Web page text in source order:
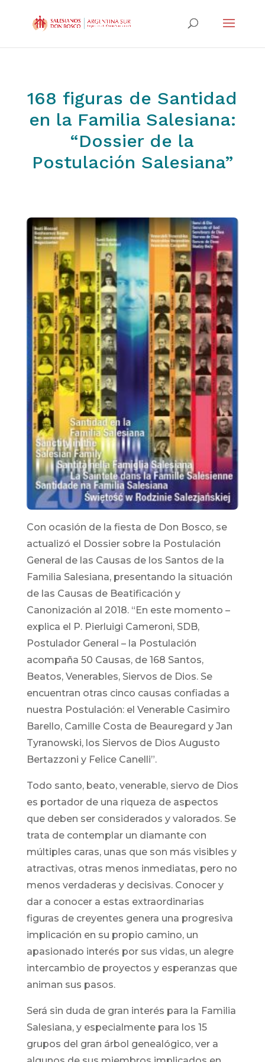
168 figuras de Santidad
en la Familia Salesiana:
“Dossier de la
Postulación Salesiana”
Con ocasión de la fiesta de Don Bosco, se
actualizó el Dossier sobre la Postulación
General de las Causas de los Santos de la
Familia Salesiana, presentando la situación
de las Causas de Beatificación y
Canonización al 2018. “En este momento –
explica el P. Pierluigi Cameroni, SDB,
Postulador General – la Postulación
acompaña 50 Causas, de 168 Santos,
Beatos, Venerables, Siervos de Dios. Se
encuentran otras cinco causas confiadas a
nuestra Postulación: el Venerable Casimiro
Barello, Camille Costa de Beauregard y Jan
Tyranowski, los Siervos de Dios Augusto
Bertazzoni y Felice Canelli”.
Todo santo, beato, venerable, siervo de Dios
es portador de una riqueza de aspectos
que deben ser considerados y valorados. Se
trata de contemplar un diamante con
múltiples caras, unas que son más visibles y
atractivas, otras menos inmediatas, pero no
menos verdaderas y decisivas. Conocer y
dar a conocer a estas extraordinarias
figuras de creyentes genera una progresiva
implicación en su propio camino, un
apasionado interés por sus vidas, un alegre
intercambio de proyectos y esperanzas que
animan sus pasos.
Será sin duda de gran interés para la Familia
Salesiana, y especialmente para los 15
grupos del gran árbol genealógico, ver a